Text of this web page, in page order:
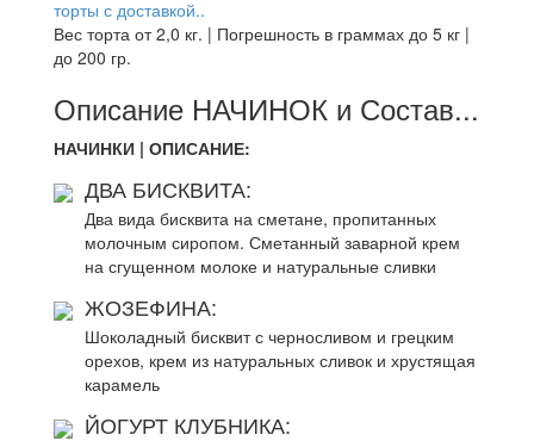
торты с доставкой..
Вес торта от 2,0 кг. | Погрешность в граммах до 5 кг |
до 200 гр.
Описание НАЧИНОК и Состав...
НАЧИНКИ | ОПИСАНИЕ:
ДВА БИСКВИТА:
Два вида бисквита на сметане, пропитанных
молочным сиропом. Сметанный заварной крем
на сгущенном молоке и натуральные сливки
ЖОЗЕФИНА:
Шоколадный бисквит с черносливом и грецким
орехов, крем из натуральных сливок и хрустящая
карамель
ЙОГУРТ КЛУБНИКА: